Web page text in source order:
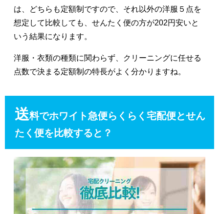
は、どちらも定額制ですので、それ以外の洋服５点を
想定して比較しても、せんたく便の方が202円安いと
いう結果になります。
洋服・衣類の種類に関わらず、クリーニングに任せる
点数で決まる定額制の特長がよく分かりますね。
送料でホワイト急便らくらく宅配便とせん
たく便を比較すると？